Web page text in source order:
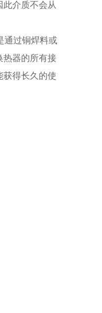
介质不会从
通过铜焊料或
热器的所有接
获得长久的使